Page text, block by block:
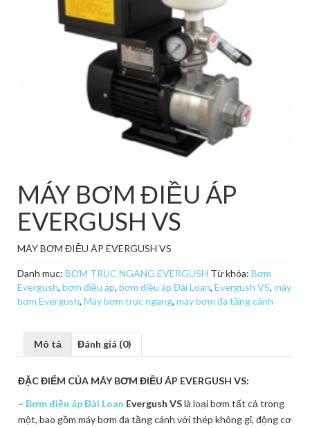
MÁY BƠM ĐIỀU ÁP
EVERGUSH VS
MÁY BƠM ĐIỀU ÁP EVERGUSH VS
Danh mục: BƠM TRỤC NGANG EVERGUSH Từ khóa: Bơm
Evergush, bơm điều áp, bơm điều áp Đài Loan, Evergush VS, máy
bơm Evergush, Máy bơm trục ngang, máy bơm đa tầng cánh
Mô tả Đánh giá (0)
ĐẶC ĐIỂM CỦA MÁY BƠM ĐIỀU ÁP EVERGUSH VS:
– Bơm điều áp Đài Loan Evergush VSlà loại bơm tất cả trong
một, bao gồm máy bơm đa tầng cánh với thép không gỉ, động cơ